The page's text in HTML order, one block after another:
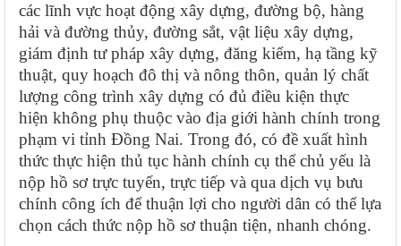
các lĩnh vực hoạt động xây dựng, đường bộ, hàng
hải và đường thủy, đường sắt, vật liệu xây dựng,
giám định tư pháp xây dựng, đăng kiểm, hạ tầng kỹ
thuật, quy hoạch đô thị và nông thôn, quản lý chất
lượng công trình xây dựng có đủ điều kiện thực
hiện không phụ thuộc vào địa giới hành chính trong
phạm vi tỉnh Đồng Nai. Trong đó, có đề xuất hình
thức thực hiện thủ tục hành chính cụ thể chủ yếu là
nộp hồ sơ trực tuyến, trực tiếp và qua dịch vụ bưu
chính công ích để thuận lợi cho người dân có thể lựa
chọn cách thức nộp hồ sơ thuận tiện, nhanh chóng.